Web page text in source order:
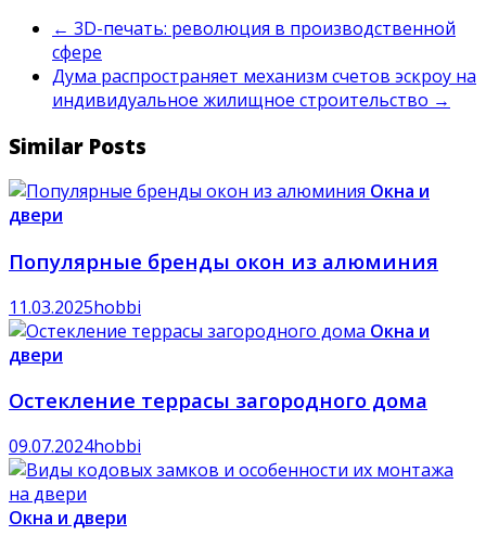
← 3D-печать: революция в производственной
сфере
Дума распространяет механизм счетов эскроу на
индивидуальное жилищное строительство →
Similar Posts
Окна и
двери
Популярные бренды окон из алюминия
11.03.2025hobbi
Окна и
двери
Остекление террасы загородного дома
09.07.2024hobbi
Окна и двери